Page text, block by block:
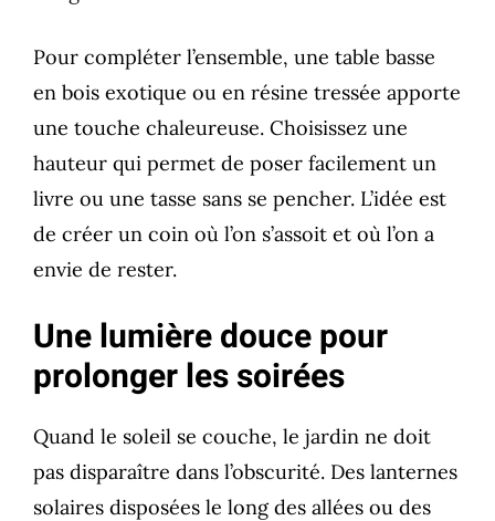
Pour compléter l’ensemble, une table basse
en bois exotique ou en résine tressée apporte
une touche chaleureuse. Choisissez une
hauteur qui permet de poser facilement un
livre ou une tasse sans se pencher. L’idée est
de créer un coin où l’on s’assoit et où l’on a
envie de rester.
Une lumière douce pour
prolonger les soirées
Quand le soleil se couche, le jardin ne doit
pas disparaître dans l’obscurité. Des lanternes
solaires disposées le long des allées ou des